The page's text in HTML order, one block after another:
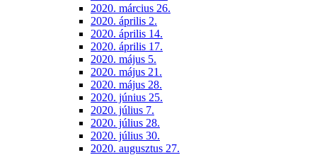
2020. március 26.
2020. április 2.
2020. április 14.
2020. április 17.
2020. május 5.
2020. május 21.
2020. május 28.
2020. június 25.
2020. július 7.
2020. július 28.
2020. július 30.
2020. augusztus 27.